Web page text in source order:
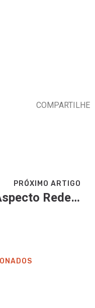
COMPARTILHE
PRÓXIMO ARTIGO
O Aspecto Redentivo da Pregação